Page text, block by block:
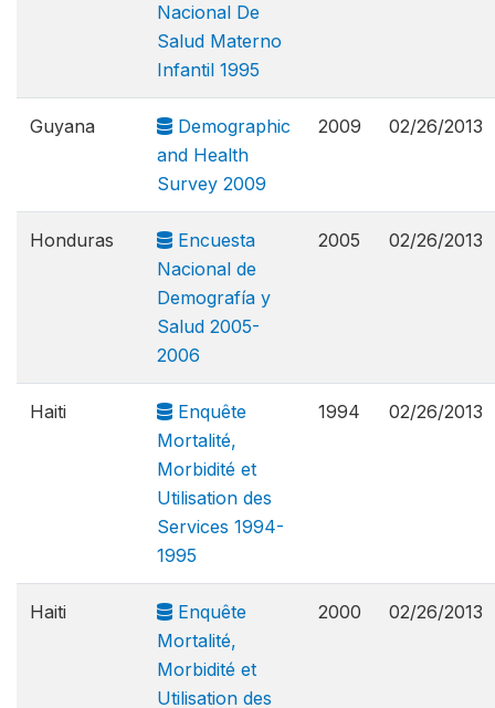
Nacional De
Salud Materno
Infantil 1995
Guyana
Demographic
and Health
Survey 2009
2009 02/26/2013
Honduras
Encuesta
Nacional de
Demografía y
Salud 2005-
2006
2005 02/26/2013
Haiti
Enquête
Mortalité,
Morbidité et
Utilisation des
Services 1994-
1995
1994 02/26/2013
Haiti
Enquête
Mortalité,
Morbidité et
Utilisation des
2000 02/26/2013